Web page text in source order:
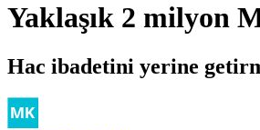
Yaklaşık 2 milyon
Hac ibadetini yerine